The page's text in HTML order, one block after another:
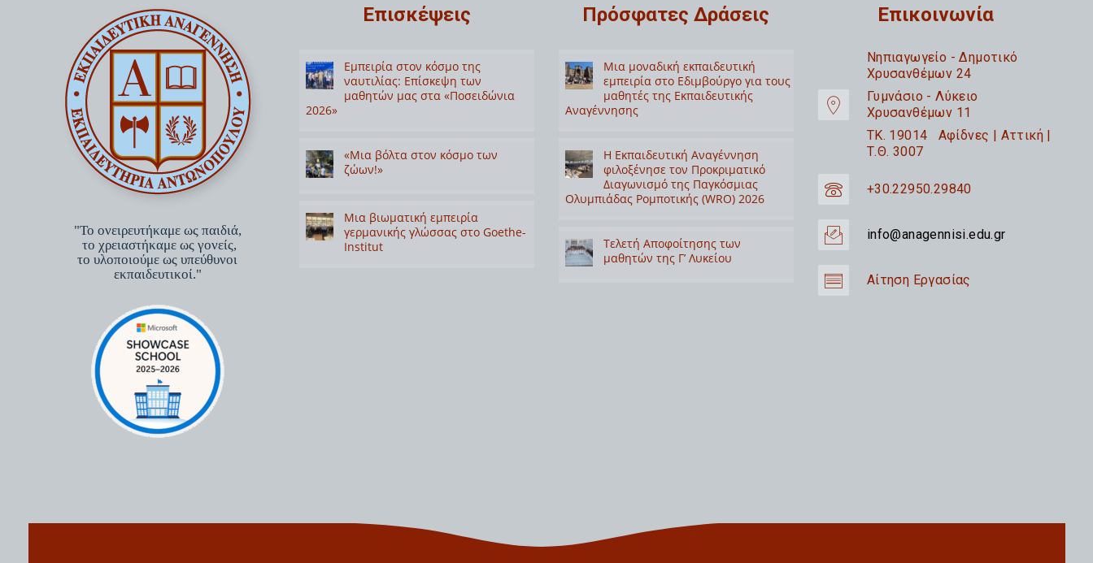
"Το ονειρευτήκαμε ως παιδιά,
το χρειαστήκαμε ως γονείς,
το υλοποιούμε ως υπεύθυνοι
εκπαιδευτικοί."
Επισκέψεις
Εμπειρία στον κόσμο της
ναυτιλίας: Επίσκεψη των
μαθητών μας στα «Ποσειδώνια
2026»
«Μια βόλτα στον κόσμο των
ζώων!»
Μια βιωματική εμπειρία
γερμανικής γλώσσας στο Goethe-
Institut
Πρόσφατες Δράσεις
Μια μοναδική εκπαιδευτική
εμπειρία στο Εδιμβούργο για τους
μαθητές της Εκπαιδευτικής
Αναγέννησης
Η Εκπαιδευτική Αναγέννηση
φιλοξένησε τον Προκριματικό
Διαγωνισμό της Παγκόσμιας
Ολυμπιάδας Ρομποτικής (WRO) 2026
Τελετή Αποφοίτησης των
μαθητών της Γ’ Λυκείου
Επικοινωνία
Nηπιαγωγείο - Δημοτικό
Χρυσανθέμων 24
Γυμνάσιο - Λύκειο
Χρυσανθέμων 11
TK. 19014 Αφίδνες | Αττική |
Τ.Θ. 3007
+30.22950.29840
info@anagennisi.edu.gr
Αίτηση Εργασίας